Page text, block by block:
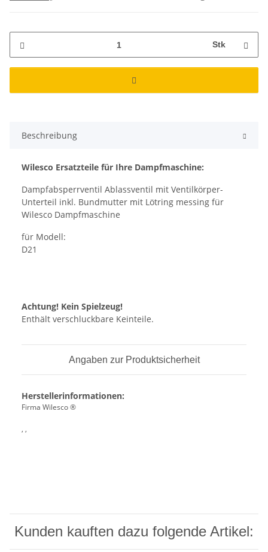
Stk
Beschreibung
Wilesco Ersatzteile für Ihre Dampfmaschine:
Dampfabsperrventil Ablassventil mit Ventilkörper-
Unterteil inkl. Bundmutter mit Lötring messing für
Wilesco Dampfmaschine
für Modell:
D21
Achtung! Kein Spielzeug!
Enthält verschluckbare Keinteile.
Angaben zur Produktsicherheit
Herstellerinformationen:
Firma Wilesco ®
, ,
Kunden kauften dazu folgende Artikel: